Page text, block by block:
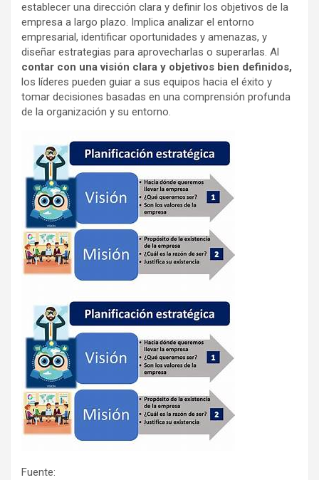
establecer una dirección clara y definir los objetivos de la
empresa a largo plazo. Implica analizar el entorno
empresarial, identificar oportunidades y amenazas, y
diseñar estrategias para aprovecharlas o superarlas. Al
contar con una visión clara y objetivos bien definidos,
los líderes pueden guiar a sus equipos hacia el éxito y
tomar decisiones basadas en una comprensión profunda
de la organización y su entorno.
Fuente: